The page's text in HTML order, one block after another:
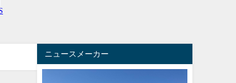
ニュースメーカー